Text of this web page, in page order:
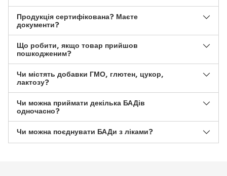
Продукція сертифікована? Маєте
документи?
Що робити, якщо товар прийшов
пошкодженим?
Чи містять добавки ГМО, глютен, цукор,
лактозу?
Чи можна приймати декілька БАДів
одночасно?
Чи можна поєднувати БАДи з ліками?